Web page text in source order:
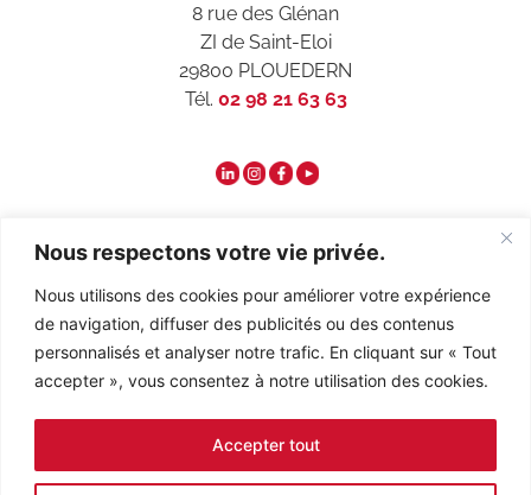
Nous respectons votre vie privée.
Nous utilisons des cookies pour améliorer votre expérience
de navigation, diffuser des publicités ou des contenus
personnalisés et analyser notre trafic. En cliquant sur « Tout
accepter », vous consentez à notre utilisation des cookies.
Accepter tout
8 rue des Glénan
ZI de Saint-Eloi
29800 PLOUEDERN
Tél. 02 98 21 63 63
Qui sommes-nous ?
Contact
Recrutement